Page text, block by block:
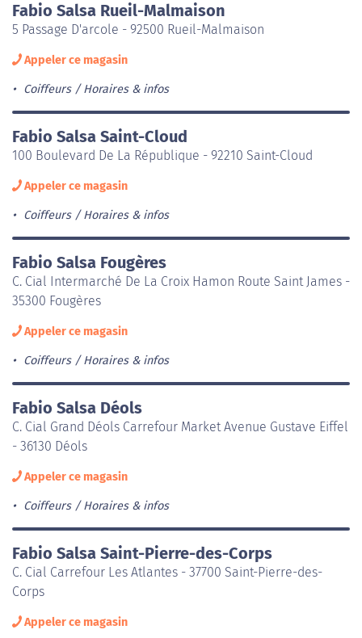
Fabio Salsa Rueil-Malmaison
5 Passage D'arcole - 92500 Rueil-Malmaison
Appeler ce magasin
Coiffeurs Horaires & infos
Fabio Salsa Saint-Cloud
100 Boulevard De La République - 92210 Saint-Cloud
Appeler ce magasin
Coiffeurs Horaires & infos
Fabio Salsa Fougères
C. Cial Intermarché De La Croix Hamon Route Saint James -
35300 Fougères
Appeler ce magasin
Coiffeurs Horaires & infos
Fabio Salsa Déols
C. Cial Grand Déols Carrefour Market Avenue Gustave Eiffel
- 36130 Déols
Appeler ce magasin
Coiffeurs Horaires & infos
Fabio Salsa Saint-Pierre-des-Corps
C. Cial Carrefour Les Atlantes - 37700 Saint-Pierre-des-
Corps
Appeler ce magasin